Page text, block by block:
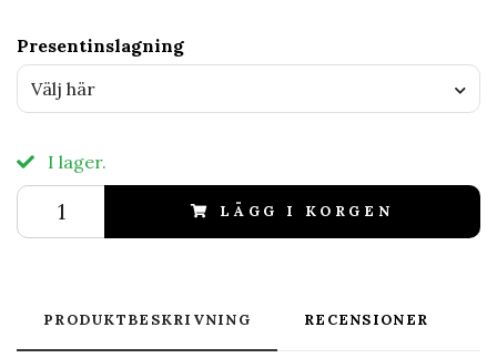
Presentinslagning
Välj här
I lager.
LÄGG I KORGEN
PRODUKTBESKRIVNING RECENSIONER